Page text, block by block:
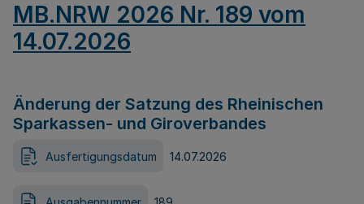
MB.NRW 2026 Nr. 189 vom
14.07.2026
Änderung der Satzung des Rheinischen
Sparkassen- und Giroverbandes
Ausfertigungsdatum 14.07.2026